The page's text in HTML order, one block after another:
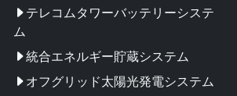
テレコムタワーバッテリーシステ
ム
統合エネルギー貯蔵システム
オフグリッド太陽光発電システム